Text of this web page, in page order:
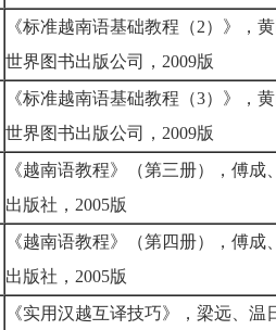
《标准越南语基础教程（2）》，
世界图书出版公司，2009版
《标准越南语基础教程（3）》，
世界图书出版公司，2009版
《越南语教程》（第三册），傅
出版社，2005版
《越南语教程》（第四册），傅
出版社，2005版
《实用汉越互译技巧》，梁远、温